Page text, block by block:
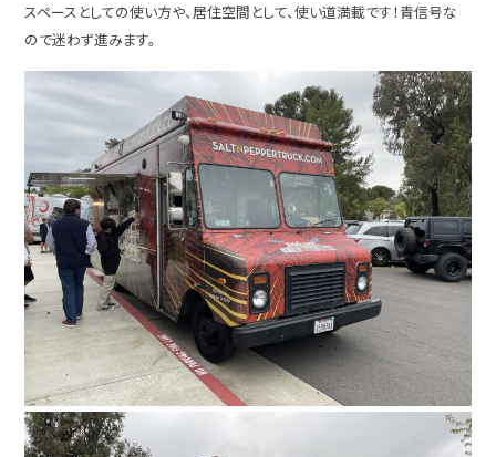
スペースとしての使い方や、居住空間として、使い道満載です！青信号な
ので迷わず進みます。